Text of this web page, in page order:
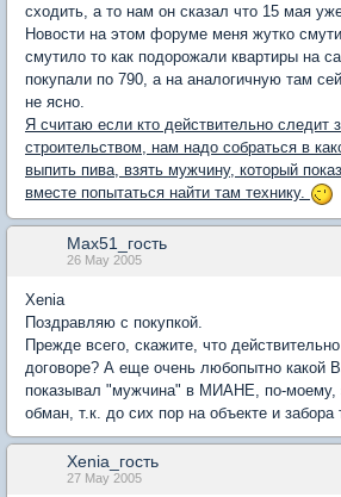
сходить, а то нам он сказал что 15 мая
Новости на этом форуме меня жутко
смутило то как подорожали квартиры на
покупали по 790, а на аналогичную там
не ясно.
Я считаю если кто действительно следит
строительством, нам надо собраться в
выпить пива, взять мужчину, который
вместе попытаться найти там технику.
Max51_гость
26 May 2005
Xenia
Поздравляю с покупкой.
Прежде всего, скажите, что
договоре? А еще очень любопытно какой
показывал "мужчина" в МИАНЕ, по-моему,
обман, т.к. до сих пор на объекте и забора
Xenia_гость
27 May 2005